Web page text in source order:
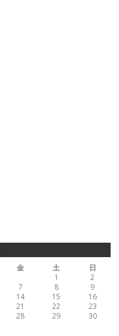
金 土
日
1
2
7 8
9
14 15
16
21 22
23
28 29
30